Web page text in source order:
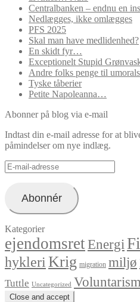
Centralbanken – endnu en
Nedlægges, ikke omlægges
PFS 2025
Skal man have medlidenhed?
En skidt fyr…
Exceptionelt Stupid
Andre folks penge til
Tyske tåberier
Petite Napoleanna…
Abonner på blog via e-mail
Indtast din e-mail adresse for at
påmindelser om nye indlæg.
E-
mail-
Abonnér
Kategorier
ejendomsretEnergi
hykleri Krig migration miljø
Tuttle Uncategorized